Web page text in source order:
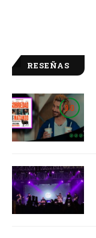
RESEÑAS
9.0